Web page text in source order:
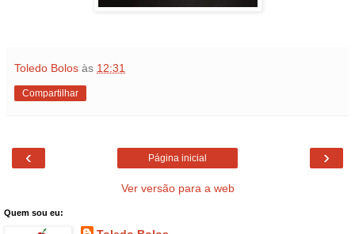
Toledo Bolos às 12:31
Compartilhar
‹ ›
Página inicial
Ver versão para a web
Quem sou eu: